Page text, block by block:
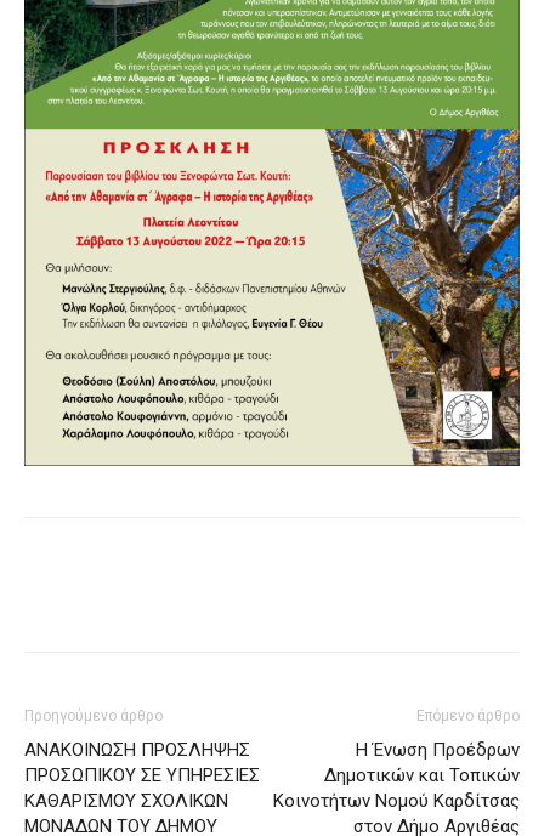
Προηγούμενο άρθρο
ΑΝΑΚΟΙΝΩΣΗ ΠΡΟΣΛΗΨΗΣ
ΠΡΟΣΩΠΙΚΟΥ ΣΕ ΥΠΗΡΕΣΙΕΣ
ΚΑΘΑΡΙΣΜΟΥ ΣΧΟΛΙΚΩΝ
ΜΟΝΑΔΩΝ ΤΟΥ ΔΗΜΟΥ
Επόμενο άρθρο
Η Ένωση Προέδρων
Δημοτικών και Τοπικών
Κοινοτήτων Νομού Καρδίτσας
στον Δήμο Αργιθέας